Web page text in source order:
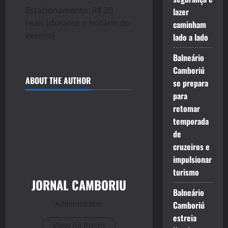
Estacionamento: R$ 20
reais (durante o horário do
evento)
ABOUT THE AUTHOR
JORNAL CAMBORIU
Administrator
View All Posts
lazer
caminham
lado a lado
Balneário
Camboriú
se prepara
para
retomar
temporada
de
cruzeiros e
impulsionar
turismo
Balneário
Camboriú
estreia